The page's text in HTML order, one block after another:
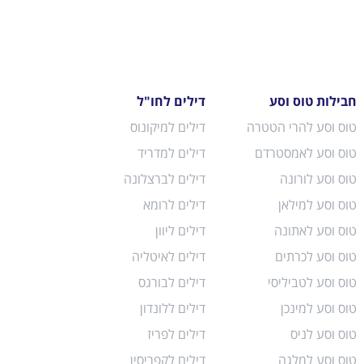
חבילות טוס וסע
טוס וסע להרי הטטרה
טוס וסע לאמסטרדם
טוס וסע לורונה
טוס וסע למילאן
טוס וסע לאתונה
טוס וסע לכרתים
טוס וסע לטביליסי
טוס וסע למינכן
טוס וסע לניס
טוס וסע למלגה
דילים לחו"ל
דילים למיקונוס
דילים למדריד
דילים לברצלונה
דילים לרומא
דילים ליוון
דילים לאיטליה
דילים לבורגס
דילים ללונדון
דילים לפריז
דילים לקפריסין